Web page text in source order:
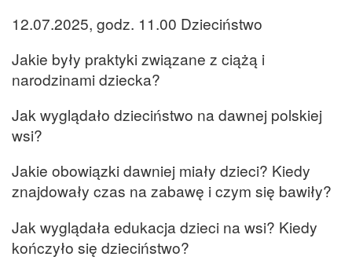
12.07.2025, godz. 11.00 Dzieciństwo
Jakie były praktyki związane z ciążą i
narodzinami dziecka?
Jak wyglądało dzieciństwo na dawnej polskiej
wsi?
Jakie obowiązki dawniej miały dzieci? Kiedy
znajdowały czas na zabawę i czym się bawiły?
Jak wyglądała edukacja dzieci na wsi? Kiedy
kończyło się dzieciństwo?